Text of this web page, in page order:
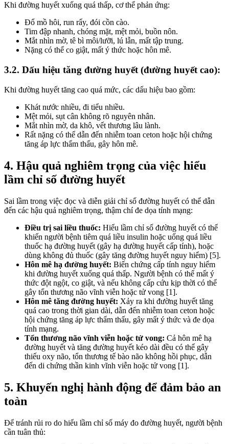
Khi đường huyết xuống quá thấp, cơ thể phản ứng:
Đổ mồ hôi, run rẩy, đói cồn cào.
Tim đập nhanh, chóng mặt, mệt mỏi, buồn nôn.
Mắt nhìn mờ, tê bì môi/lưỡi, lú lẫn, mất tập trung.
Nặng có thể co giật, mất ý thức hoặc hôn mê.
3.2. Dấu hiệu tăng đường huyết (đường huyết cao):
Khi đường huyết tăng cao quá mức, các dấu hiệu bao gồm:
Khát nước nhiều, đi tiểu nhiều.
Mệt mỏi, sụt cân không rõ nguyên nhân.
Mắt nhìn mờ, da khô, vết thương lâu lành.
Rất nặng có thể dẫn đến nhiễm toan ceton hoặc hội chứng
tăng áp lực thẩm thấu, gây hôn mê.
4. Hậu quả nghiêm trọng của việc hiểu
lầm chỉ số đường huyết
Sai lầm trong việc đọc và diễn giải chỉ số đường huyết có thể dẫn
đến các hậu quả nghiêm trọng, thậm chí đe dọa tính mạng:
Điều trị sai liều thuốc: Hiểu lầm chỉ số đường huyết có thể
khiến người bệnh tiêm quá liều insulin hoặc uống quá liều
thuốc hạ đường huyết (gây hạ đường huyết cấp tính), hoặc
dùng không đủ thuốc (gây tăng đường huyết nguy hiểm) [5].
Hôn mê hạ đường huyết: Biến chứng cấp tính nguy hiểm
khi đường huyết xuống quá thấp. Người bệnh có thể mất ý
thức đột ngột, co giật, và nếu không cấp cứu kịp thời có thể
gây tổn thương não vĩnh viễn hoặc tử vong [1].
Hôn mê tăng đường huyết: Xảy ra khi đường huyết tăng
quá cao trong thời gian dài, dẫn đến nhiễm toan ceton hoặc
hội chứng tăng áp lực thẩm thấu, gây mất ý thức và đe dọa
tính mạng.
Tổn thương não vĩnh viễn hoặc tử vong: Cả hôn mê hạ
đường huyết và tăng đường huyết kéo dài đều có thể gây
thiếu oxy não, tổn thương tế bào não không hồi phục, dẫn
đến di chứng thần kinh vĩnh viễn hoặc tử vong [1].
5. Khuyến nghị hành động để đảm bảo an
toàn
Để tránh rủi ro do hiểu lầm chỉ số máy đo đường huyết, người bệnh
cần tuân thủ: